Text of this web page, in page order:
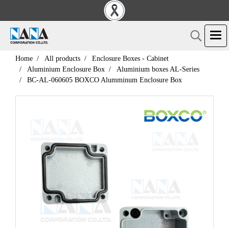
Home All products
Enclosure Boxes - Cabinet
Aluminium Enclosure Box
Aluminium boxes AL-Series
BC-AL-060605 BOXCO Alumminum Enclosure Box